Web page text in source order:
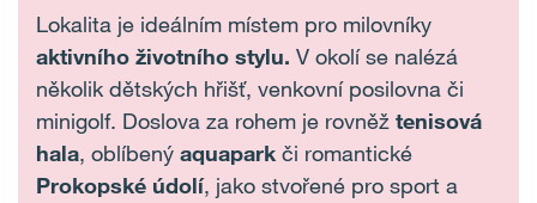
Lokalita je ideálním místem pro milovníky
aktivního životního stylu. V okolí se nalézá
několik dětských hřišť, venkovní posilovna či
minigolf. Doslova za rohem je rovněž tenisová
hala, oblíbený aquapark či romantické
Prokopské údolí, jako stvořené pro sport a